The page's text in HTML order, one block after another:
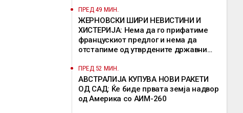
ПРЕД 49 МИН.
ЖЕРНОВСКИ ШИРИ НЕВИСТИНИ И
ХИСТЕРИЈА: Нема да го прифатиме
францускиот предлог и нема да
отстапиме од утврдените државни
ПРЕД 52 МИН.
АВСТРАЛИЈА КУПУВА НОВИ РАКЕТИ
ОД САД: Ќе биде првата земја надвор
од Америка со АИМ-260